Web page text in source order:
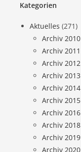
Kategorien
Aktuelles (271)
Archiv 2010
Archiv 2011
Archiv 2012
Archiv 2013
Archiv 2014
Archiv 2015
Archiv 2016
Archiv 2018
Archiv 2019
Archiv 2020